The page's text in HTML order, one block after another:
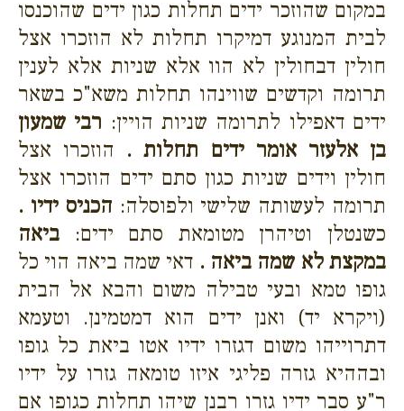
במקום שהוזכר ידים תחלות כגון ידים שהוכנסו
לבית המנוגע דמיקרו תחלות לא הוזכרו אצל
חולין דבחולין לא הוו אלא שניות אלא לענין
תרומה וקדשים שווינהו תחלות משא"כ בשאר
ידים דאפילו לתרומה שניות הויין: רבי שמעון
בן אלעזר אומר ידים תחלות . הוזכרו אצל
חולין וידים שניות כגון סתם ידים הוזכרו אצל
תרומה לעשותה שלישי ולפוסלה: הכניס ידיו .
כשנטלן וטיהרן מטומאת סתם ידים: ביאה
במקצת לא שמה ביאה . דאי שמה ביאה הוי כל
גופו טמא ובעי טבילה משום והבא אל הבית
(ויקרא יד) ואנן ידים הוא דמטמינן. וטעמא
דתרוייהו משום דגזרו ידיו אטו ביאת כל גופו
ובההיא גזרה פליגי איזו טומאה גזרו על ידיו
ר"ע סבר ידיו גזרו רבנן שיהו תחלות כגופו אם